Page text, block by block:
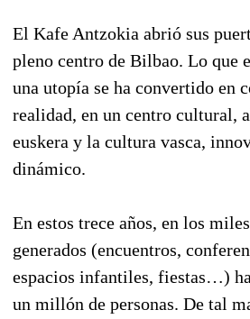
El Kafe Antzokia abrió sus
pleno centro de Bilbao. Lo que
una utopía se ha convertido en
realidad, en un centro cultural,
euskera y la cultura vasca,
dinámico.
En estos trece años, en los
generados (encuentros,
espacios infantiles, fiestas…)
un millón de personas. De tal